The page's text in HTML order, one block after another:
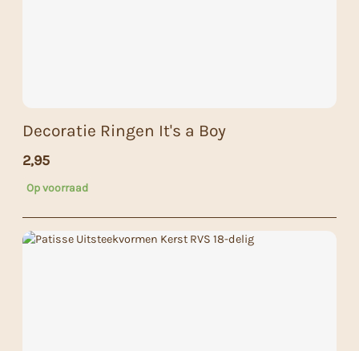
Decoratie Ringen It's a Boy
2,95
Op voorraad